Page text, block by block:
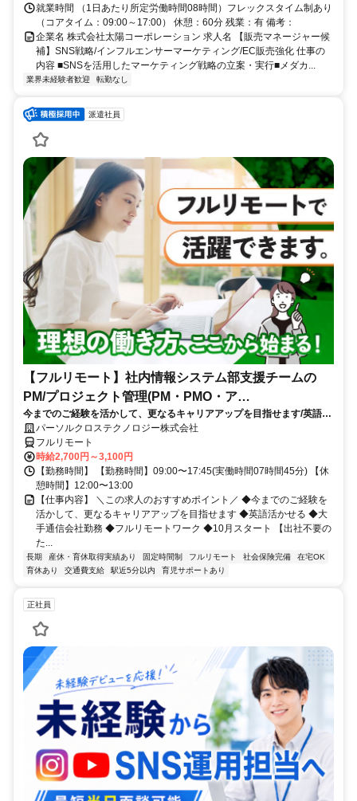
就業時間 （1日あたり所定労働時間08時間）フレックスタイム制あり
（コアタイム：09:00～17:00） 休憩：60分 残業：有 備考：
企業名 株式会社太陽コーポレーション 求人名 【販売マネージャー候
補】SNS戦略/インフルエンサーマーケティング/EC販売強化 仕事の
内容 ■SNSを活用したマーケティング戦略の立案・実行■メダカ...
業界未経験者歓迎 転勤なし
派遣社員
【フルリモート】社内情報システム部支援チームの
PM/プロジェクト管理(PM・PMO・ア
シ)_N260774362
今までのご経験を活かして、更なるキャリアアップを目指せます/英語活
かせる/大手通信会社勤務/フルリモートワーク/10月スタート
パーソルクロステクノロジー株式会社
フルリモート
時給2,700円～3,100円
【勤務時間】 【勤務時間】09:00〜17:45(実働時間07時間45分) 【休
憩時間】12:00〜13:00
【仕事内容】 ＼この求人のおすすめポイント／ ◆今までのご経験を
活かして、更なるキャリアアップを目指せます ◆英語活かせる ◆大
手通信会社勤務 ◆フルリモートワーク ◆10月スタート 【出社不要の
た...
長期 産休・育休取得実績あり 固定時間制 フルリモート 社会保険完備
在宅OK
育休あり
交通費支給 駅近5分以内 育児サポートあり
正社員